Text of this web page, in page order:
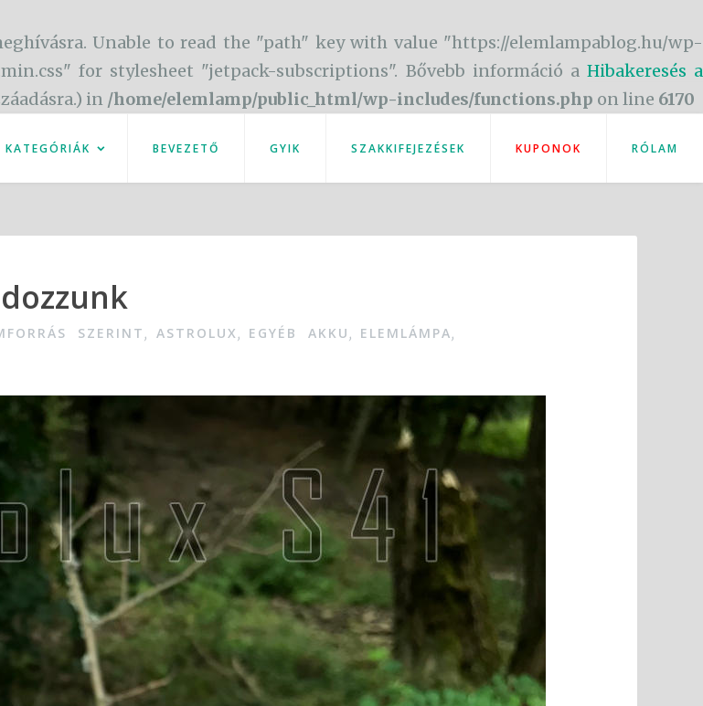
Unable to read the "path" key with value "https://elemlampablog.hu/wp-
for stylesheet "jetpack-subscriptions". Bővebb információ a Hibakeresés a
in /home/elemlamp/public_html/wp-includes/functions.php on line 6170
KATEGÓRIÁK BEVEZETŐ GYIK SZAKKIFEJEZÉSEK KUPONOK RÓLAM
SZERINT, ASTROLUX, EGYÉB AKKU, ELEMLÁMPA,